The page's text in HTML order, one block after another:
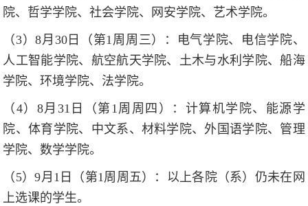
院、哲学学院、社会学院、网安学院、艺术学院。
（3）8月30日（第1周周三）：电气学院、电信学院、
人工智能学院、航空航天学院、土木与水利学院、船海
学院、环境学院、法学院。
（4）8月31日（第1周周四）：计算机学院、能源学
院、体育学院、中文系、材料学院、外国语学院、管理
学院、数学学院。
（5）9月1日（第1周周五）：以上各院（系）仍未在网
上选课的学生。